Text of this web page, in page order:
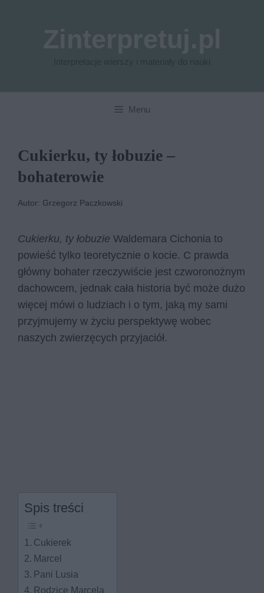
Menu
Cukierku, ty łobuzie –
bohaterowie
Autor: Grzegorz Paczkowski
Cukierku, ty łobuzie Waldemara Cichonia to
powieść tylko teoretycznie o kocie. C prawda
główny bohater rzeczywiście jest czworonożnym
dachowcem, jednak cała historia być może dużo
więcej mówi o ludziach i o tym, jaką my sami
przyjmujemy w życiu perspektywę wobec
naszych zwierzęcych przyjaciół.
Spis treści
Cukierek
Marcel
Pani Lusia
Rodzice Marcela